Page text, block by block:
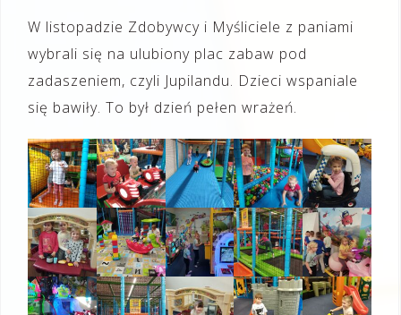
W listopadzie Zdobywcy i Myśliciele z paniami
wybrali się na ulubiony plac zabaw pod
zadaszeniem, czyli Jupilandu. Dzieci wspaniale
się bawiły. To był dzień pełen wrażeń.